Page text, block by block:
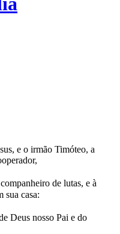
e o irmão Timóteo, a
de lutas, e à
sua casa:
Deus nosso Pai e do